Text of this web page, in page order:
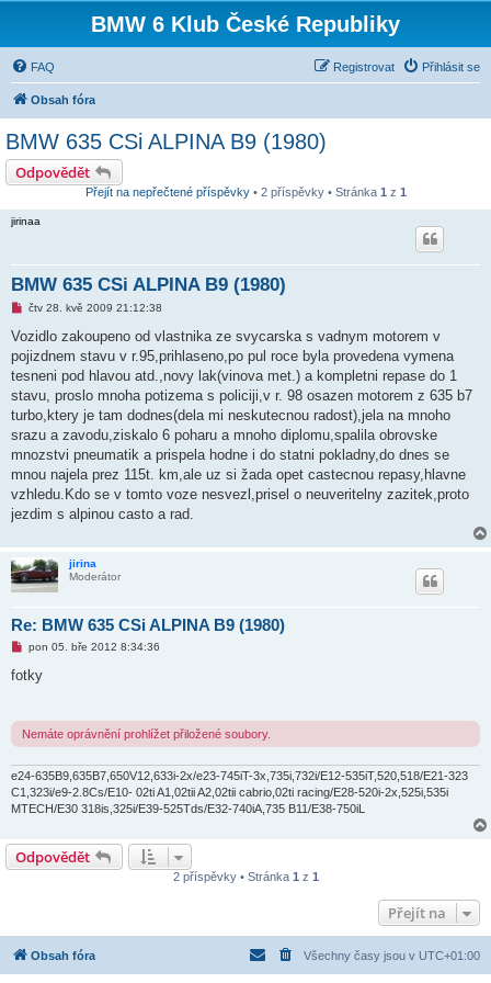
BMW 6 Klub České Republiky
FAQ Přihlásit se
Registrovat
Obsah fóra
BMW 635 CSi ALPINA B9 (1980)
Odpovědět
Přejít na nepřečtené příspěvky• 2 příspěvky • Stránka 1 z 1
jirinaa
BMW 635 CSi ALPINA B9 (1980)
N
v
p
ř
s
p
v
e
čtv 28. kvě 2009 21:12:38
Vozidlo zakoupeno od vlastnika ze svycarska s vadnym motorem v
pojizdnem stavu v r.95,prihlaseno,po pul roce byla provedena vymena
tesneni pod hlavou atd.,novy lak(vinova met.) a kompletni repase do 1
stavu, proslo mnoha potizema s policiji,v r. 98 osazen motorem z 635 b7
turbo,ktery je tam dodnes(dela mi neskutecnou radost),jela na mnoho
srazu a zavodu,ziskalo 6 poharu a mnoho diplomu,spalila obrovske
mnozstvi pneumatik a prispela hodne i do statni pokladny,do dnes se
mnou najela prez 115t. km,ale uz si žada opet castecnou repasy,hlavne
vzhledu.Kdo se v tomto voze nesvezl,prisel o neuveritelny zazitek,proto
jezdim s alpinou casto a rad.
jirina
Moderátor
Re: BMW 635 CSi ALPINA B9 (1980)
N
v
í
s
p
ě
v
e
k
pon 05. bře 2012 8:34:36
fotky
Nemáte oprávnění prohlížet přiložené soubory.
e24-635B9,635B7,650V12,633i-2x/e23-745iT-3x,735i,732i/E12-535iT,520,518/E21-323
C1,323i/e9-2.8Cs/E10- 02ti A1,02tii A2,02tii cabrio,02ti racing/E28-520i-2x,525i,535i
MTECH/E30 318is,325i/E39-525Tds/E32-740iA,735 B11/E38-750iL
Odpovědět
2 příspěvky • Stránka 1 z 1
Přejít na
Obsah fóra Všechny časy jsou v UTC+01:00